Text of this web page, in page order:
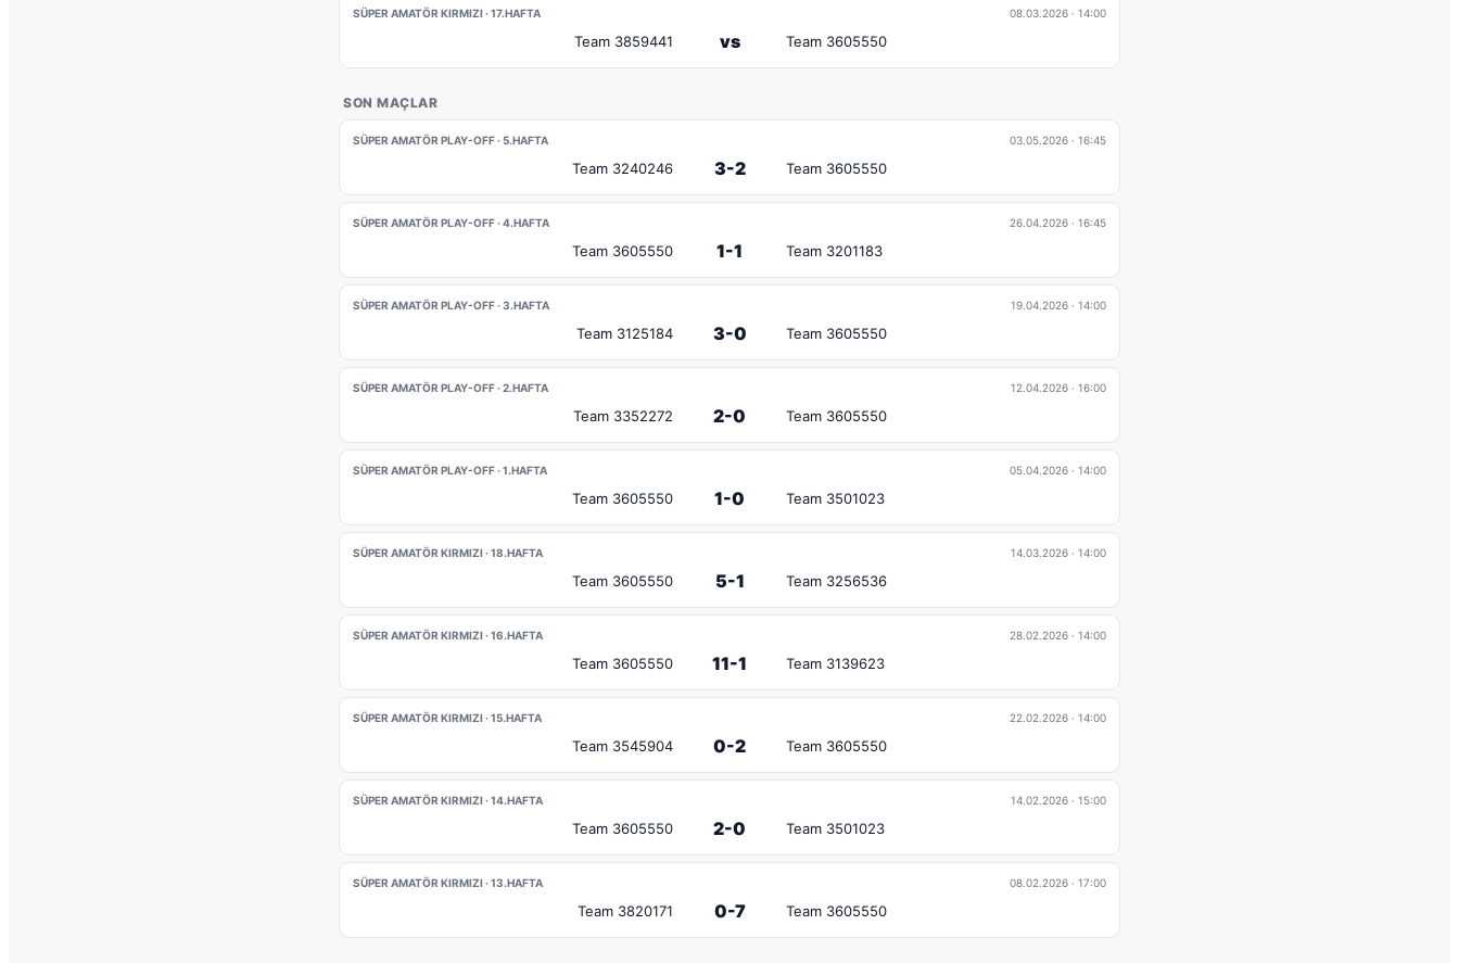
SÜPER AMATÖR KIRMIZI · 17.HAFTA 08.03.2026 · 14:00
Team 3859441 vs Team 3605550
SON MAÇLAR
SÜPER AMATÖR PLAY-OFF · 5.HAFTA 03.05.2026 · 16:45
Team 3240246 3-2 Team 3605550
SÜPER AMATÖR PLAY-OFF · 4.HAFTA 26.04.2026 · 16:45
Team 3605550 1-1 Team 3201183
SÜPER AMATÖR PLAY-OFF · 3.HAFTA 19.04.2026 · 14:00
Team 3125184 3-0 Team 3605550
SÜPER AMATÖR PLAY-OFF · 2.HAFTA 12.04.2026 · 16:00
Team 3352272 2-0 Team 3605550
SÜPER AMATÖR PLAY-OFF · 1.HAFTA 05.04.2026 · 14:00
Team 3605550 1-0 Team 3501023
SÜPER AMATÖR KIRMIZI · 18.HAFTA 14.03.2026 · 14:00
Team 3605550 5-1 Team 3256536
SÜPER AMATÖR KIRMIZI · 16.HAFTA 28.02.2026 · 14:00
Team 3605550 11-1 Team 3139623
SÜPER AMATÖR KIRMIZI · 15.HAFTA 22.02.2026 · 14:00
Team 3545904 0-2 Team 3605550
SÜPER AMATÖR KIRMIZI · 14.HAFTA 14.02.2026 · 15:00
Team 3605550 2-0 Team 3501023
SÜPER AMATÖR KIRMIZI · 13.HAFTA 08.02.2026 · 17:00
Team 3820171 0-7 Team 3605550